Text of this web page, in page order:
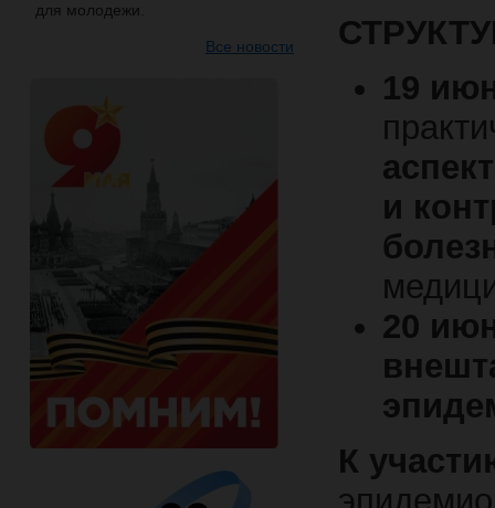
для молодежи.
Все новости
19
и
20
К